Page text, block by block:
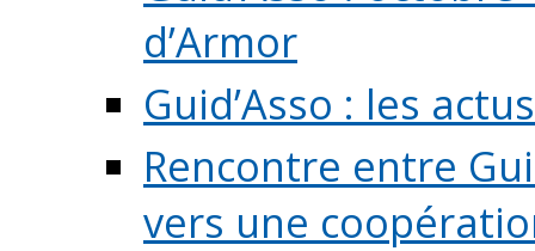
d’Armor
Guid’Asso : les
Rencontre entre
vers une